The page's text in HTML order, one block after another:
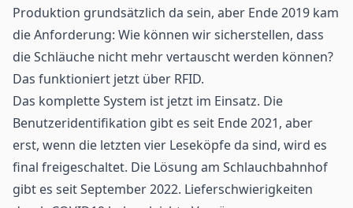
Produktion grundsätzlich da sein, aber Ende 2019 kam
die Anforderung: Wie können wir sicherstellen, dass
die Schläuche nicht mehr vertauscht werden können?
Das funktioniert jetzt über RFID.
Das komplette System ist jetzt im Einsatz. Die
Benutzeridentifikation gibt es seit Ende 2021, aber
erst, wenn die letzten vier Leseköpfe da sind, wird es
final freigeschaltet. Die Lösung am Schlauchbahnhof
gibt es seit September 2022. Lieferschwierigkeiten